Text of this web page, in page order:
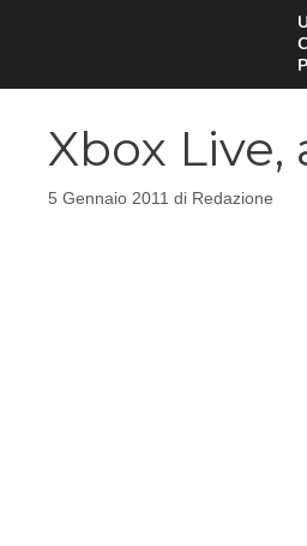
Xbox
5 Gennaio 2011 di Redazione